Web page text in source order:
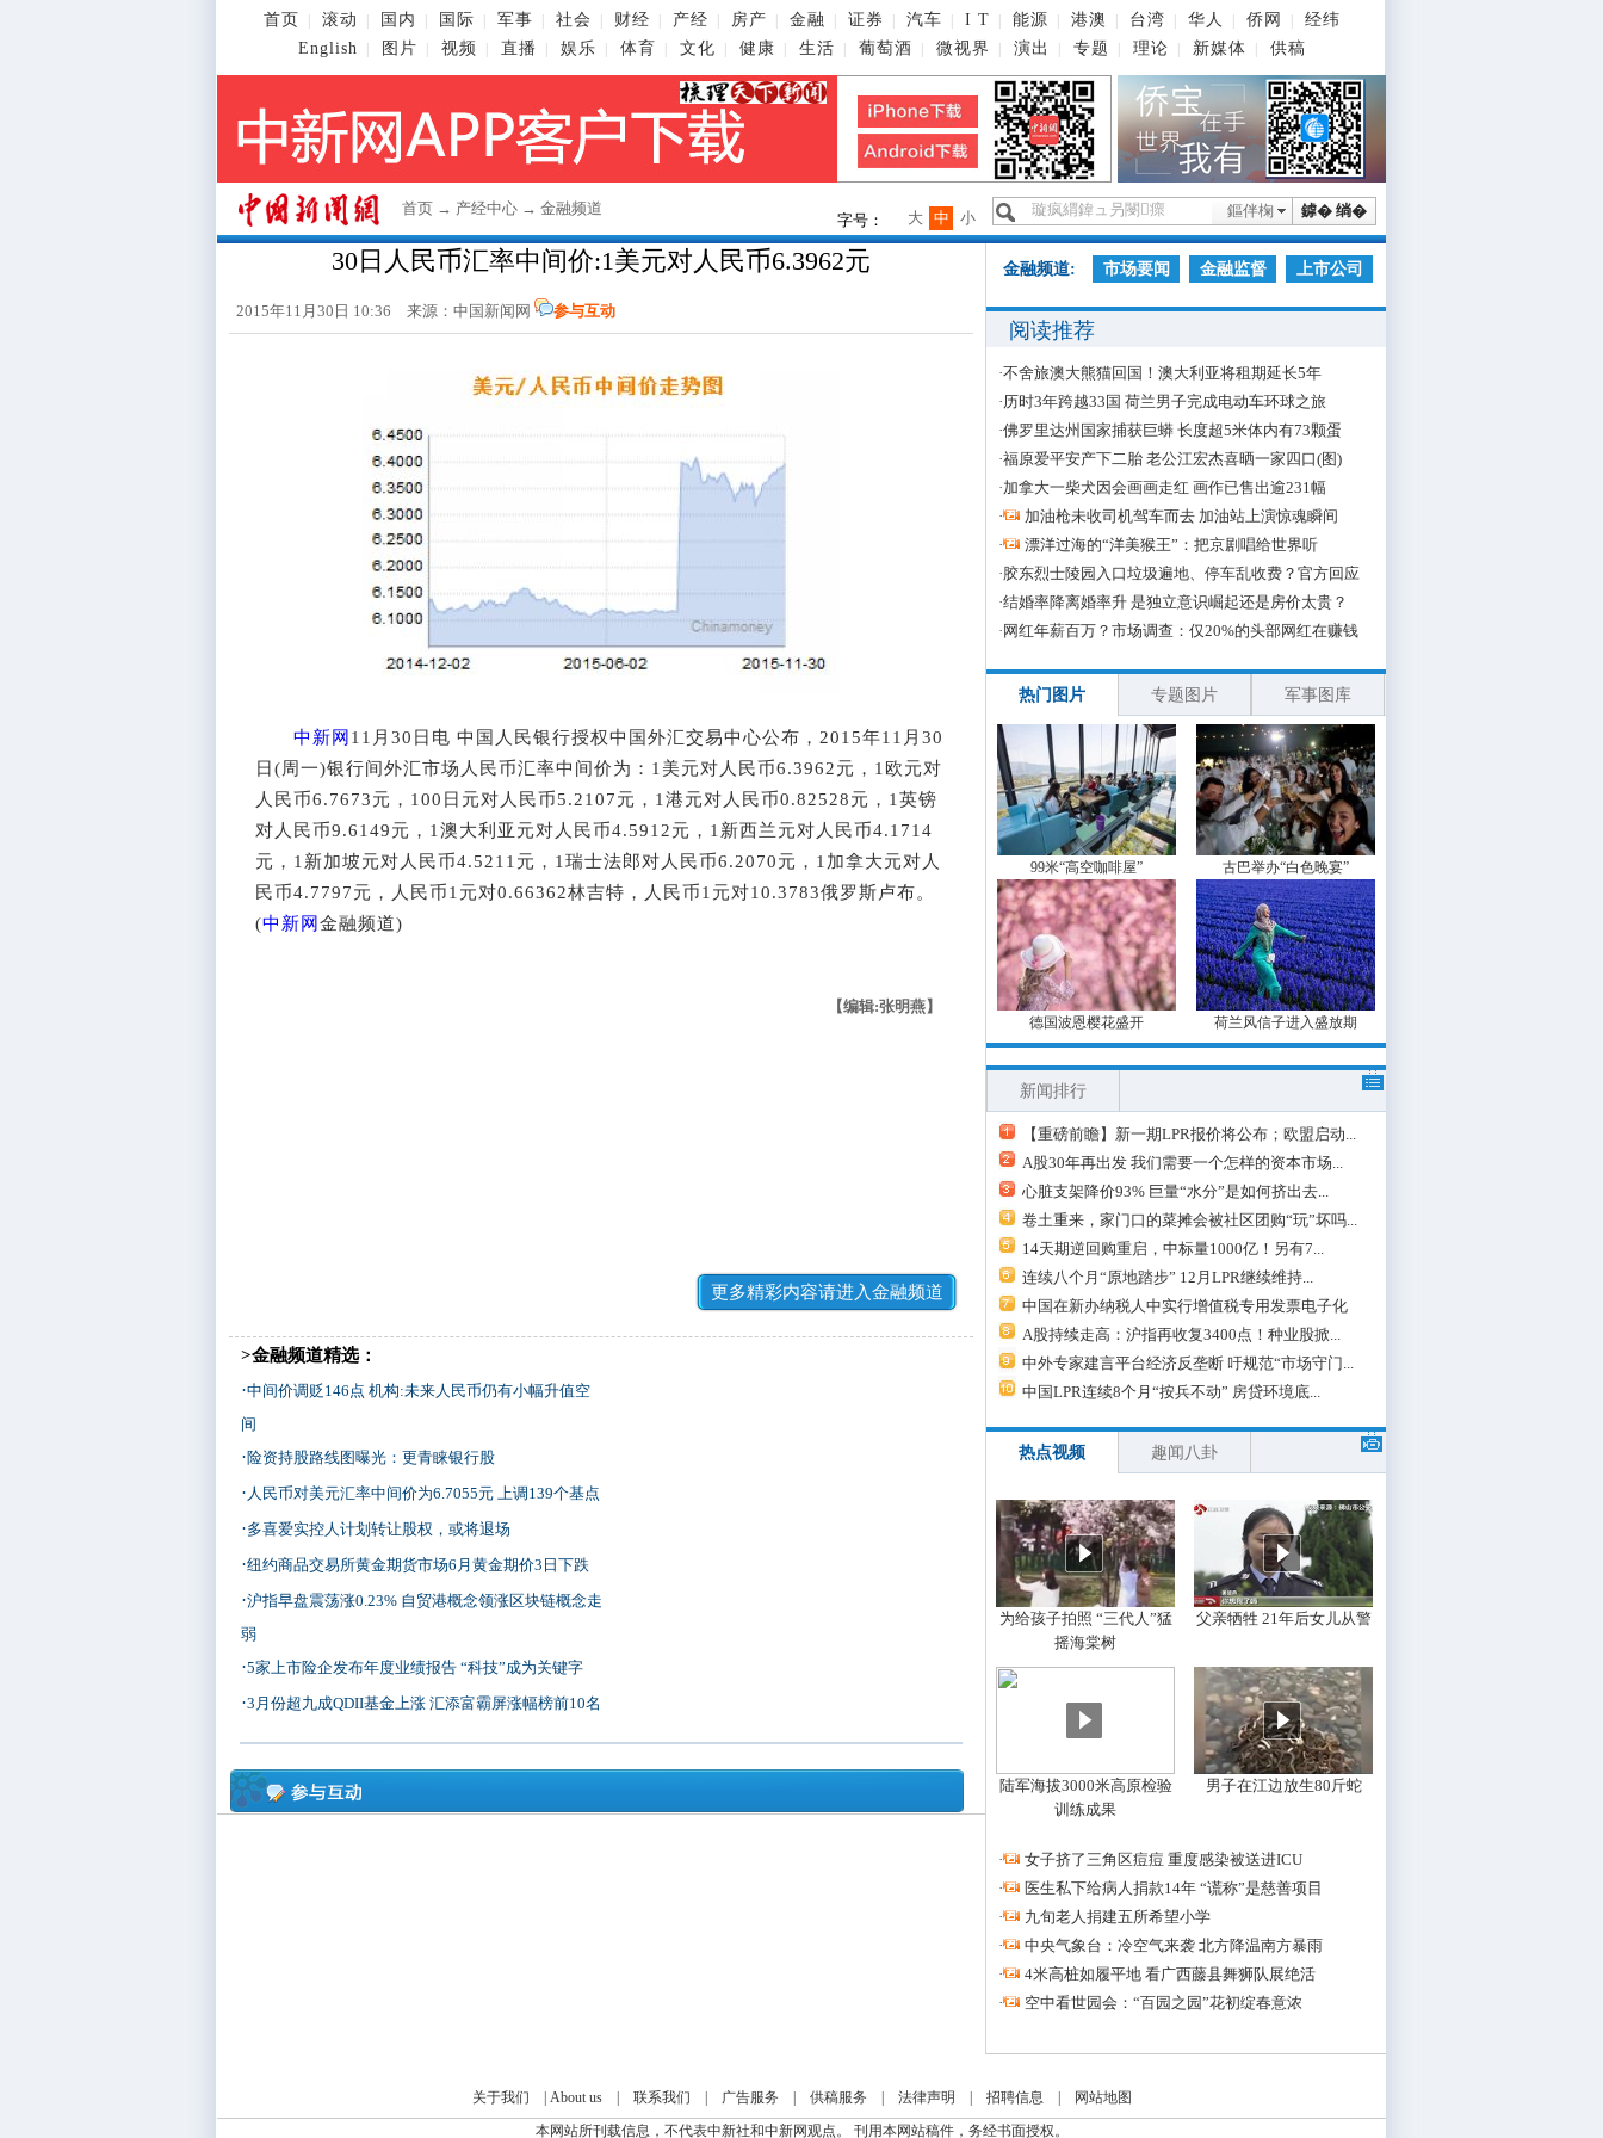
首页 滚动 国内 国际 军事 社会 财经 产经 房产 金融 证券 汽车 I T 能源 港澳 台湾 华人 侨网
经纬
English
图片 视频 直播 娱乐 体育 文化 健康 生活 葡萄酒 微视界 演出 专题 理论 新媒体 供稿
首页 → 产经中心 → 金融频道 鎼� 绱�
鏂伴椈
字号： 小
中
大
30日人民币汇率中间价:1美元对人民币6.3962元
2015年11月30日 10:36 来源： 中国新闻网 参与互动
中新网 11月30日电 中国人民银行授权中国外汇交易中心公布，2015年11月30
日(周一)银行间外汇市场人民币汇率中间价为：1美元对人民币6.3962元，1欧元对
人民币6.7673元，100日元对人民币5.2107元，1港元对人民币0.82528元，1英镑
对人民币9.6149元，1澳大利亚元对人民币4.5912元，1新西兰元对人民币4.1714
元，1新加坡元对人民币4.5211元，1瑞士法郎对人民币6.2070元，1加拿大元对人
民币4.7797元，人民币1元对0.66362林吉特，人民币1元对10.3783俄罗斯卢布。
(中新网 金融频道)
【编辑:张明燕】
更多精彩内容请进入金融频道
>金融频道精选：
·中间价调贬146点 机构:未来人民币仍有小幅升值空
间
·险资持股路线图曝光：更青睐银行股
· 人民币对美元汇率中间价为6.7055元 上调139个基点
·多喜爱实控人计划转让股权，或将退场
·纽约商品交易所黄金期货市场6月黄金期价3日下跌
·沪指早盘震荡涨0.23% 自贸港概念领涨区块链概念走
弱
·5家上市险企发布年度业绩报告 “科技”成为关键字
·3月份超九成QDII基金上涨 汇添富霸屏涨幅榜前10名
金融频道: 市场要闻 金融监督 上市公司
阅读推荐
·不舍旅澳大熊猫回国！澳大利亚将租期延长5年
·历时3年跨越33国 荷兰男子完成电动车环球之旅
·佛罗里达州国家捕获巨蟒 长度超5米体内有73颗蛋
·福原爱平安产下二胎 老公江宏杰喜晒一家四口(图)
·加拿大一柴犬因会画画走红 画作已售出逾231幅
·
加油枪未收司机驾车而去 加油站上演惊魂瞬间
·
漂洋过海的“洋美猴王”：把京剧唱给世界听
·胶东烈士陵园入口垃圾遍地、停车乱收费？官方回应
·结婚率降离婚率升 是独立意识崛起还是房价太贵？
· 网红年薪百万？市场调查：仅20%的头部网红在赚钱
热门图片 专题图片 军事图库
99米“高空咖啡屋” 古巴举办“白色晚宴”
德国波恩樱花盛开 荷兰风信子进入盛放期
新闻排行
【重磅前瞻】新一期LPR报价将公布；欧盟启动...
A股30年再出发 我们需要一个怎样的资本市场...
心脏支架降价93% 巨量“水分”是如何挤出去...
卷土重来，家门口的菜摊会被社区团购“玩”坏吗...
14天期逆回购重启，中标量1000亿！另有7...
连续八个月“原地踏步” 12月LPR继续维持...
中国在新办纳税人中实行增值税专用发票电子化
A股持续走高：沪指再收复3400点！种业股掀...
中外专家建言平台经济反垄断 吁规范“市场守门...
中国LPR连续8个月“按兵不动” 房贷环境底...
热点视频 趣闻八卦
为给孩子拍照 “三代人”猛
摇海棠树
父亲牺牲 21年后女儿从警
陆军海拔3000米高原检验
训练成果
男子在江边放生80斤蛇
·
女子挤了三角区痘痘 重度感染被送进ICU
·
医生私下给病人捐款14年 “谎称”是慈善项目
·
九旬老人捐建五所希望小学
·
中央气象台：冷空气来袭 北方降温南方暴雨
·
4米高桩如履平地 看广西藤县舞狮队展绝活
·
空中看世园会：“百园之园”花初绽春意浓
关于我们 About us| 联系我们 广告服务 供稿服务 法律声明 招聘信息
网站地图
本网站所刊载信息，不代表中新社和中新网观点。 刊用本网站稿件，务经书面授权。